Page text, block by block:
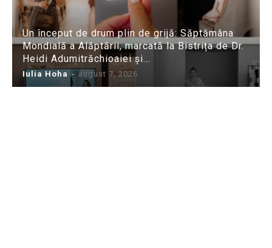
Un început de drum plin de grijă: Săptămâna
Mondială a Alăptării, marcată la Bistrița de Dr.
Heidi Adumitrăchioaiei și...
Iulia Hoha - august 7, 2026